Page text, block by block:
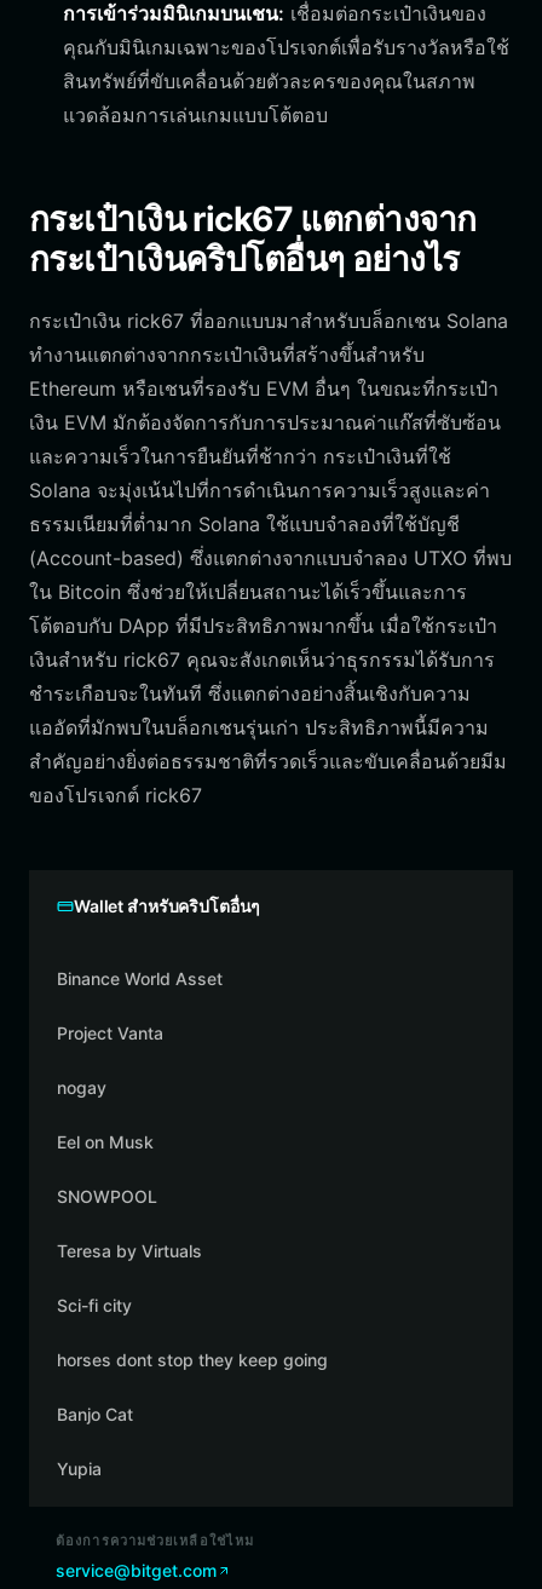
การเข้าร่วมมินิเกมบนเชน: เชื่อมต่อกระเป๋าเงินของ
คุณกับมินิเกมเฉพาะของโปรเจกต์เพื่อรับรางวัลหรือใช้
สินทรัพย์ที่ขับเคลื่อนด้วยตัวละครของคุณในสภาพ
แวดล้อมการเล่นเกมแบบโต้ตอบ
กระเป๋าเงิน rick67 แตกต่างจาก
กระเป๋าเงินคริปโตอื่นๆ อย่างไร
กระเป๋าเงิน rick67 ที่ออกแบบมาสำหรับบล็อกเชน Solana
ทำงานแตกต่างจากกระเป๋าเงินที่สร้างขึ้นสำหรับ
Ethereum หรือเชนที่รองรับ EVM อื่นๆ ในขณะที่กระเป๋า
เงิน EVM มักต้องจัดการกับการประมาณค่าแก๊สที่ซับซ้อน
และความเร็วในการยืนยันที่ช้ากว่า กระเป๋าเงินที่ใช้
Solana จะมุ่งเน้นไปที่การดำเนินการความเร็วสูงและค่า
ธรรมเนียมที่ต่ำมาก Solana ใช้แบบจำลองที่ใช้บัญชี
(Account-based) ซึ่งแตกต่างจากแบบจำลอง UTXO ที่พบ
ใน Bitcoin ซึ่งช่วยให้เปลี่ยนสถานะได้เร็วขึ้นและการ
โต้ตอบกับ DApp ที่มีประสิทธิภาพมากขึ้น เมื่อใช้กระเป๋า
เงินสำหรับ rick67 คุณจะสังเกตเห็นว่าธุรกรรมได้รับการ
ชำระเกือบจะในทันที ซึ่งแตกต่างอย่างสิ้นเชิงกับความ
แออัดที่มักพบในบล็อกเชนรุ่นเก่า ประสิทธิภาพนี้มีความ
สำคัญอย่างยิ่งต่อธรรมชาติที่รวดเร็วและขับเคลื่อนด้วยมีม
ของโปรเจกต์ rick67
Wallet สำหรับคริปโตอื่นๆ
Binance World Asset
Project Vanta
nogay
Eel on Musk
SNOWPOOL
Teresa by Virtuals
Sci-fi city
horses dont stop they keep going
Banjo Cat
Yupia
ต้องการความช่วยเหลือใช่ไหม
service@bitget.com